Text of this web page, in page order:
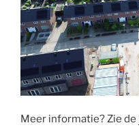
Meer informatie? Zie de